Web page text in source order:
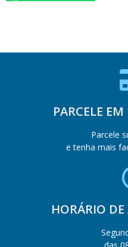
PARCELE
Parcele
e tenha mais
HORÁRIO